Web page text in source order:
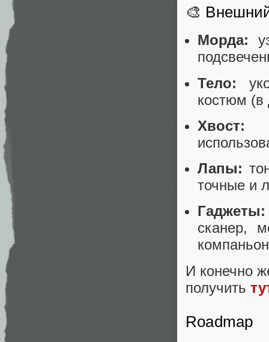
🎨
Морда:
Тело:
костюм (в
Хвост:
Лапы:
точные и
Гаджеты:
сканер,
компаньон
И конечно
получить
Roadmap